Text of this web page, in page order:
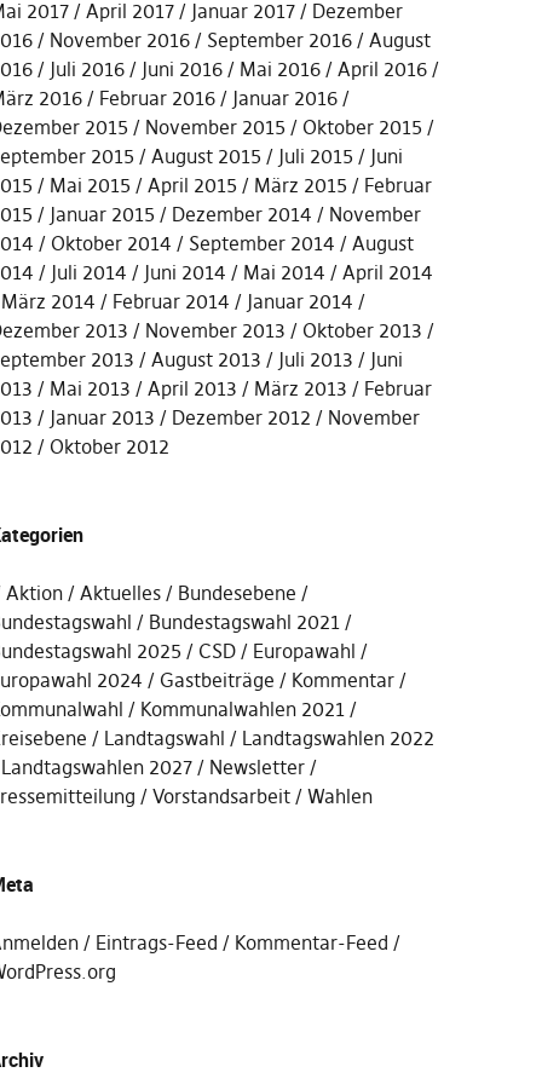
2017
April 2017 Januar 2017
Dezember
November 2016 September 2016
August
Juli 2016 Juni 2016 Mai 2016
April 2016
2016
Februar 2016
Januar 2016
2015
November 2015
Oktober 2015
2015
August 2015 Juli 2015
Juni
Mai 2015 April 2015 März 2015
Februar
Januar 2015 Dezember 2014
November
Oktober 2014 September 2014
August
Juli 2014 Juni 2014 Mai 2014
April 2014
März 2014
Februar 2014
Januar 2014
2013
November 2013
Oktober 2013
2013
August 2013 Juli 2013
Juni
Mai 2013 April 2013 März 2013
Februar
Januar 2013 Dezember 2012
November
Oktober 2012
Aktion Aktuelles
Bundesebene
Bundestagswahl 2021
2025
CSD
Europawahl
2024
Gastbeiträge
Kommentar
Kommunalwahlen 2021
Landtagswahl
Landtagswahlen 2022
Landtagswahlen 2027
Newsletter
Vorstandsarbeit Wahlen
Eintrags-Feed
Kommentar-Feed